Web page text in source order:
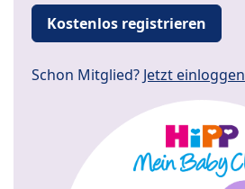
Kostenlos registrieren
Schon Mitglied? Jetzt einloggen